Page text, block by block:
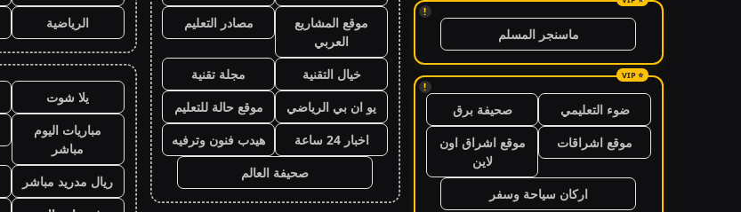
!
ماسنجر المسلم
!
ضوء التعليمي
صحيفة برق
موقع اشراقات
موقع اشراق اون
لاين
اركان سياحة وسفر
موقع المشاريع
العربي
مصادر التعليم
خيال التقنية
مجلة تقنية
يو ان بي الرياضي
موقع حالة للتعليم
اخبار 24 ساعة
هيدب فنون وترفيه
صحيفة العالم
الرياضية
يلا شوت
مباريات اليوم
مباشر
ريال مدريد مباشر